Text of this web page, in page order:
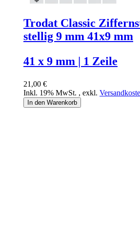
Trodat Classic
stellig 9 mm 41x9 mm
41 x 9 mm | 1 Zeile
21,00 €
Inkl. 19% MwSt. , exkl.
In den Warenkorb